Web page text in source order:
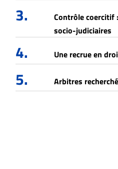
3.
Contrôle coercitif
socio-judiciaires
4. Une recrue en
5. Arbitres